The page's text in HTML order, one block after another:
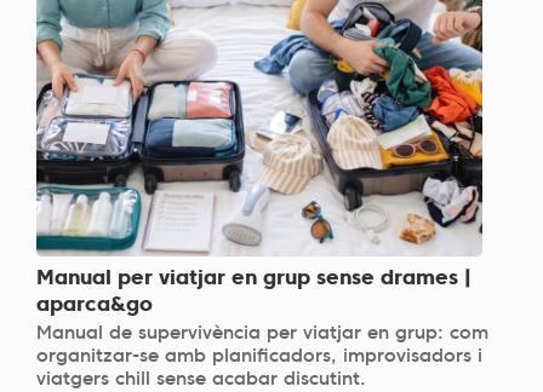
Manual per viatjar en grup sense drames |
aparca&go
Manual de supervivència per viatjar en grup: com
organitzar-se amb planificadors, improvisadors i
viatgers chill sense acabar discutint.